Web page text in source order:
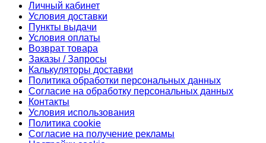
Личный кабинет
Условия доставки
Пункты выдачи
Условия оплаты
Возврат товара
Заказы / Запросы
Калькуляторы доставки
Политика обработки персональных данных
Согласие на обработку персональных данных
Контакты
Условия использования
Политика cookie
Согласие на получение рекламы